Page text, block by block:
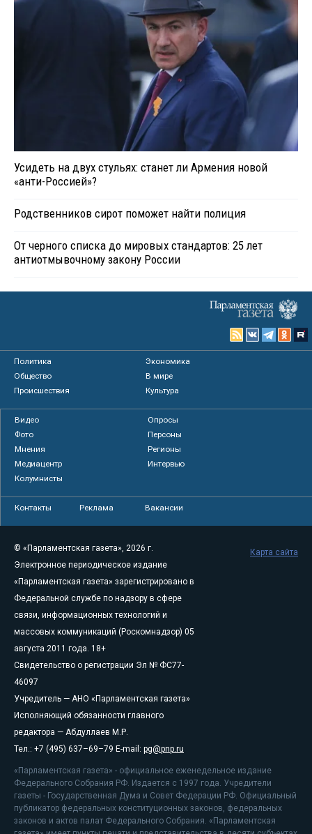
Усидеть на двух стульях: станет ли Армения новой
«анти-Россией»?
Родственников сирот поможет найти полиция
От черного списка до мировых стандартов: 25 лет
антиотмывочному закону России
Политика
Экономика
Общество
В мире
Происшествия
Культура
Видео
Опросы
Фото
Персоны
Мнения
Регионы
Медиацентр
Интервью
Колумнисты
Контакты Реклама Вакансии
© «Парламентская газета», 2026 г.
Электронное периодическое издание
«Парламентская газета» зарегистрировано в
Федеральной службе по надзору в сфере
связи, информационных технологий и
массовых коммуникаций (Роскомнадзор) 05
августа 2011 года. 18+
Свидетельство о регистрации Эл № ФС77-
46097
Учредитель — АНО «Парламентская газета»
Исполняющий обязанности главного
редактора — Абдуллаев М.Р.
Тел.: +7 (495) 637–69–79 E-mail: pg@pnp.ru
«Парламентская газета» - официальное еженедельное издание
Федерального Собрания РФ. Издается с 1997 года. Учредители
газеты - Государственная Дума и Совет Федерации РФ. Официальный
публикатор федеральных конституционных законов, федеральных
законов и актов палат Федерального Собрания. «Парламентская
Карта сайта